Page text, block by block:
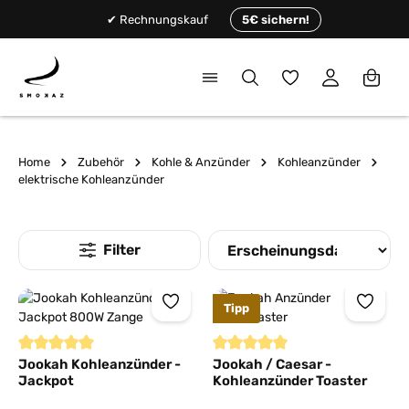
✔ Rechnungskauf 5€ sichern!
Du hast 0
Home Zubehör Kohle & Anzünder
Kohleanzünder
elektrische Kohleanzünder
Durchschnittliche Bewertung von 5 von 5 Sternen
Jookah Kohleanzünder -
Jackpot
Tipp
Durchschnittliche Bewertung
Jookah / Caesar -
Kohleanzünder Toaster